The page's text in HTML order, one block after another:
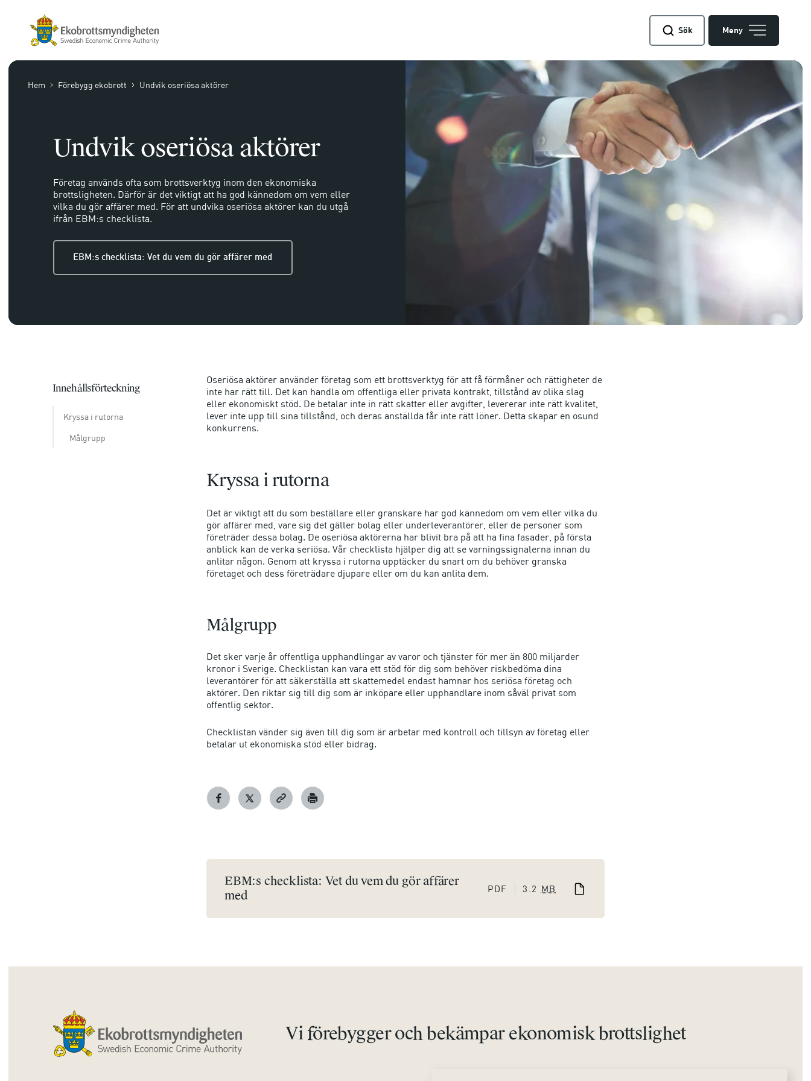
Sök Meny
Hem Förebygg ekobrott Undvik oseriösa aktörer
Undvik oseriösa aktörer
Företag används ofta som brottsverktyg inom den ekonomiska
brottsligheten. Därför är det viktigt att ha god kännedom om vem eller
vilka du gör affärer med. För att undvika oseriösa aktörer kan du utgå
ifrån EBM:s checklista.
EBM:s checklista: Vet du vem du gör affärer med
Innehållsförteckning
Kryssa i rutorna
Målgrupp
Oseriösa aktörer använder företag som ett brottsverktyg för att få förmåner och rättigheter de
inte har rätt till. Det kan handla om offentliga eller privata kontrakt, tillstånd av olika slag
eller ekonomiskt stöd. De betalar inte in rätt skatter eller avgifter, levererar inte rätt kvalitet,
lever inte upp till sina tillstånd, och deras anställda får inte rätt löner. Detta skapar en osund
konkurrens.
Kryssa i rutorna
Det är viktigt att du som beställare eller granskare har god kännedom om vem eller vilka du
gör affärer med, vare sig det gäller bolag eller underleverantörer, eller de personer som
företräder dessa bolag. De oseriösa aktörerna har blivit bra på att ha fina fasader, på första
anblick kan de verka seriösa. Vår checklista hjälper dig att se varningssignalerna innan du
anlitar någon. Genom att kryssa i rutorna upptäcker du snart om du behöver granska
företaget och dess företrädare djupare eller om du kan anlita dem.
Målgrupp
Det sker varje år offentliga upphandlingar av varor och tjänster för mer än 800 miljarder
kronor i Sverige. Checklistan kan vara ett stöd för dig som behöver riskbedöma dina
leverantörer för att säkerställa att skattemedel endast hamnar hos seriösa företag och
aktörer. Den riktar sig till dig som är inköpare eller upphandlare inom såväl privat som
offentlig sektor.
Checklistan vänder sig även till dig som är arbetar med kontroll och tillsyn av företag eller
betalar ut ekonomiska stöd eller bidrag.
EBM:s checklista: Vet du vem du gör affärer
med
PDF 3.2 MB
Vi förebygger och bekämpar ekonomisk brottslighet